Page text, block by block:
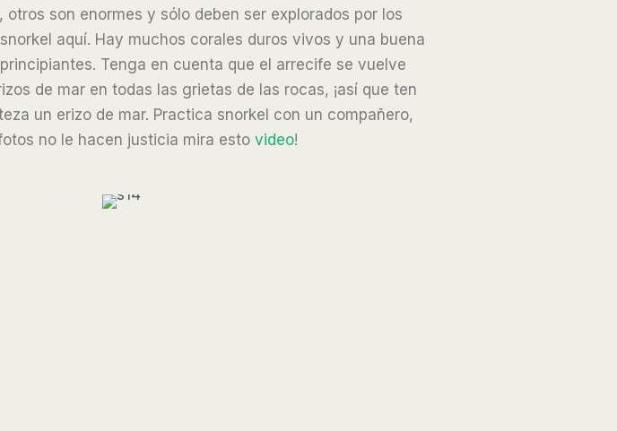
son enormes y sólo deben ser explorados por los
aquí. Hay muchos corales duros vivos y una buena
Tenga en cuenta que el arrecife se vuelve
de mar en todas las grietas de las rocas, ¡así que ten
un erizo de mar. Practica snorkel con un compañero,
no le hacen justicia mira esto video!